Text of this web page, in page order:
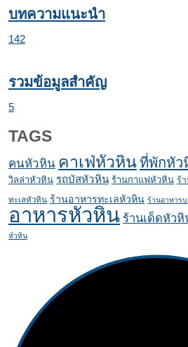
บทความแนะนำ
142
รวมข้อมูลสำคัญ
5
TAGS
คนหัวหิน คาเฟ่หัวหินที่พักหัว
วิลล่าหัวหิน รถบัสหัวหิน ร้านกาแฟหัวหิน ร้
ทะเลหัวหิน ร้านอาหารทะเลหัวหิน ร้านอาหาร
อาหารหัวหิน ร้านเด็ดหัวหิ
หัวหิน